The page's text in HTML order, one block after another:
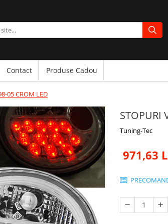
Contact Produse Cadou
05 CROM LED
STOPURI
Tuning-Tec
971,63